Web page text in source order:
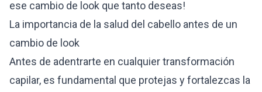
ese cambio de look que tanto deseas!
La importancia de la salud del cabello antes de un
cambio de look
Antes de adentrarte en cualquier transformación
capilar, es fundamental que protejas y fortalezcas la